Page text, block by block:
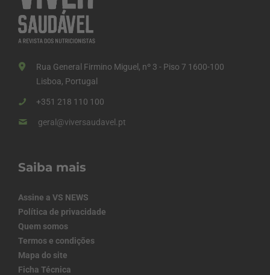
Rua General Firmino Miguel, nº 3 - Piso 7 1600-100
Lisboa, Portugal
+351 218 110 100
geral@viversaudavel.pt
Saiba mais
Assine a VS NEWS
Política de privacidade
Quem somos
Termos e condições
Mapa do site
Ficha Técnica